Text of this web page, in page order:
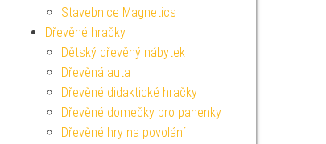
Stavebnice Magnetics
Dřevěné hračky
Dětský dřevěný nábytek
Dřevěná auta
Dřevěné didaktické hračky
Dřevěné domečky pro panenky
Dřevěné hry na povolání